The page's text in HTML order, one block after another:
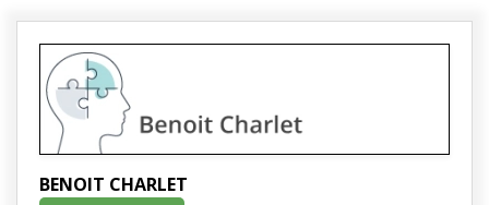
BENOIT CHARLET